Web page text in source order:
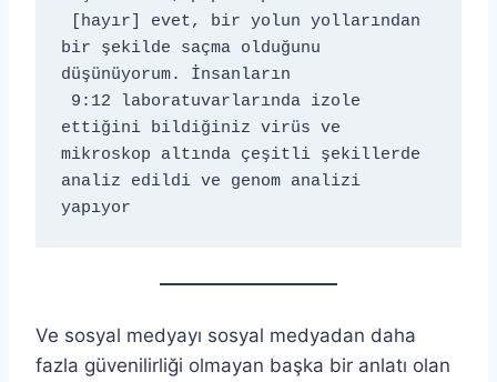
bir şekilde saçma olduğunu
düşünüyorum. İnsanların
ettiğini bildiğiniz virüs ve
mikroskop altında çeşitli şekillerde
analiz edildi ve genom analizi
yapıyor
Ve sosyal medyayı sosyal medyadan daha
fazla güvenilirliği olmayan başka bir anlatı olan